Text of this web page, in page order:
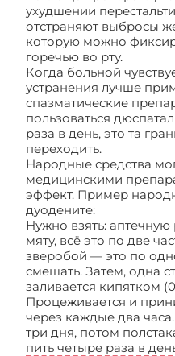
ухудшении
отстраняют выбросы
которую можно
горечью во рту.
Когда больной
устранения лучше
спазматические
пользоваться
раза в день, это та
переходить.
Народные средства
медицинскими
эффект. Пример
дуодените:
Нужно взять:
мяту, всё это по две
зверобой — это по
смешать. Затем, одна
заливается кипятком
Процеживается и
через каждые два
три дня, потом
пить четыре раза в